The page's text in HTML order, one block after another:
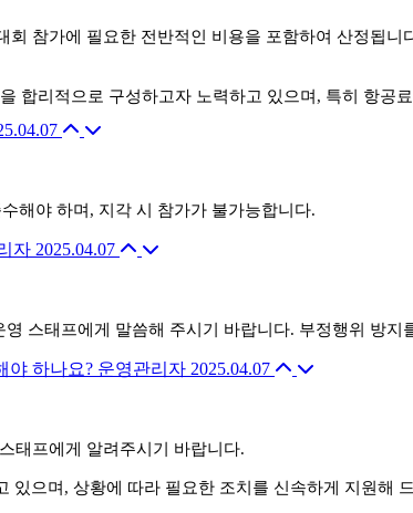
참가에 필요한 전반적인 비용을 포함하여 산정됩
합리적으로 구성하고자 노력하고 있으며, 특히 항공
해야 하며, 지각 시 참가가 불가능합니다.
자 2025.04.07
스태프에게 말씀해 주시기 바랍니다. 부정행위 방
야 하나요? 운영관리자 2025.04.07
태프에게 알려주시기 바랍니다.
있으며, 상황에 따라 필요한 조치를 신속하게 지원해